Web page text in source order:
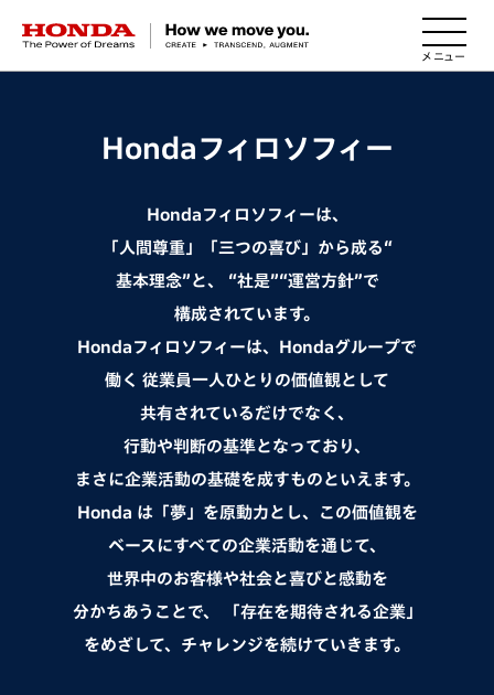
HONDA The Power of Dreams
Hondaフィロソフィー
Hondaフィロソフィーは、
「人間尊重」「三つの喜び」から成る“
基本理念”と、
“社是”“運営方針”で
構成されています。
Hondaフィロソフィーは、Hondaグループで
働く 従業員一人ひとりの価値観として
共有されているだけでなく、
行動や判断の基準となっており、
まさに企業活動の基礎を成すものといえます。
Honda は「夢」を原動力とし、この価値観を
ベースにすべての企業活動を通じて、
世界中のお客様や社会と喜びと感動を
分かちあうことで、
「存在を期待される企業」
をめざして、チャレンジを続けていきます。